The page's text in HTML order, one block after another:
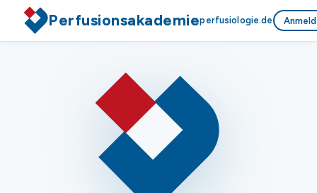
Perfusionsakademieperfusiologie.de